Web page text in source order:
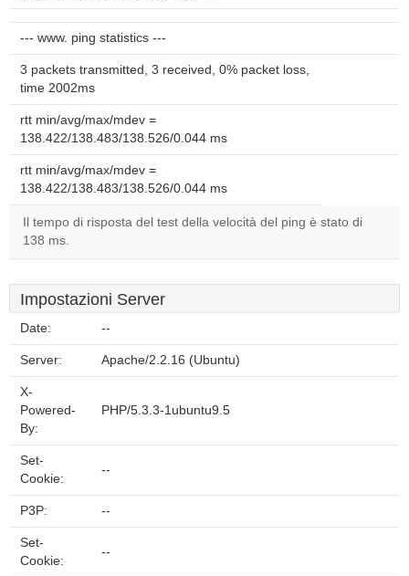
--- www. ping statistics ---
3 packets transmitted, 3 received, 0% packet loss,
time 2002ms
rtt min/avg/max/mdev =
138.422/138.483/138.526/0.044 ms
rtt min/avg/max/mdev =
138.422/138.483/138.526/0.044 ms
Il tempo di risposta del test della velocità del ping è stato di
138 ms.
Impostazioni Server
Date: --
Server: Apache/2.2.16 (Ubuntu)
X-
Powered-
By:
PHP/5.3.3-1ubuntu9.5
Set-
Cookie:
--
P3P: --
Set-
Cookie:
--